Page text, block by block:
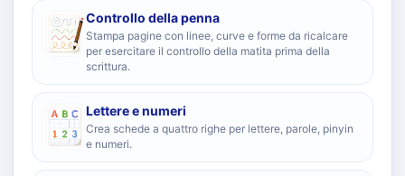
Controllo della penna
Stampa pagine con linee, curve e forme da ricalcare
per esercitare il controllo della matita prima della
scrittura.
Lettere e numeri
Crea schede a quattro righe per lettere, parole, pinyin
e numeri.